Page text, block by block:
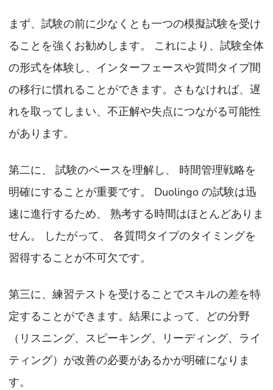
まず、試験の前に少なくとも一つの模擬試験を受け
ることを強くお勧めします。 これにより、試験全体
の形式を体験し、インターフェースや質問タイプ間
の移行に慣れることができます。さもなければ、遅
れを取ってしまい、不正解や失点につながる可能性
があります。
第二に、 試験のペースを理解し、 時間管理戦略を
明確にすることが重要です。 Duolingo の試験は迅
速に進行するため、 熟考する時間はほとんどありま
せん。 したがって、 各質問タイプのタイミングを
習得することが不可欠です。
第三に、練習テストを受けることでスキルの差を特
定することができます。結果によって、どの分野
（リスニング、スピーキング、リーディング、ライ
ティング）が改善の必要があるかが明確になりま
す。